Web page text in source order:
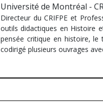
Université de Montréal -
Directeur du CRIFPE et
outils didactiques en Histoire
pensée critique en histoire,
codirigé plusieurs ouvrages